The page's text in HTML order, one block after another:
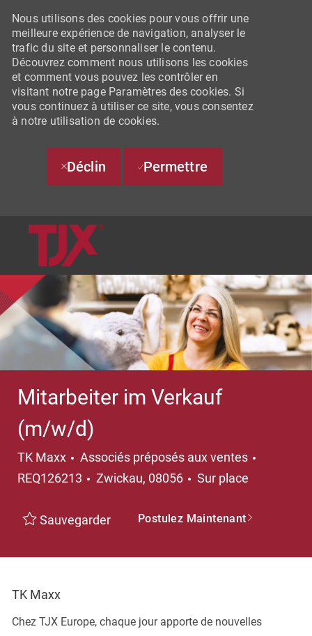
SKIP TO MAIN CONTENT
Nous utilisons des cookies pour vous offrir une
meilleure expérience de navigation, analyser le
trafic du site et personnaliser le contenu.
Découvrez comment nous utilisons les cookies
et comment vous pouvez les contrôler en
visitant notre page Paramètres des cookies. Si
vous continuez à utiliser ce site, vous consentez
à notre utilisation de cookies.
Déclin Permettre
Mitarbeiter im Verkauf
(m/w/d)
TK Maxx Catégorie
Associés préposés aux ventes
REQ126213
Emplacement
Zwickau, 08056 Sur place
Sauvegarder Postulez Maintenant
TK Maxx
Chez TJX Europe, chaque jour apporte de nouvelles